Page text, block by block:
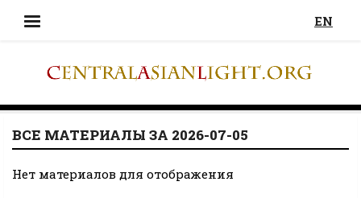
EN
ВСЕ МАТЕРИАЛЫ ЗА 2026-07-05
Нет материалов для отображения